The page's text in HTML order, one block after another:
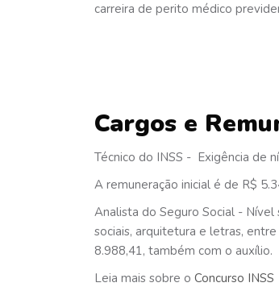
carreira de perito médico
Cargos e
Técnico do INSS - Exigência de
A remuneração inicial é de R$
Analista do Seguro Social - Nível
sociais, arquitetura e letras,
8.988,41, também com o auxílio.
Leia mais sobre o Concurso INSS